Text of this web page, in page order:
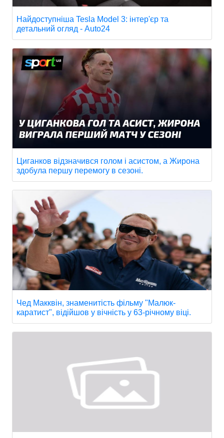
Найдоступніша Tesla Model 3: інтер'єр та
детальний огляд - Auto24
Циганков відзначився голом і асистом, а Жирона
здобула першу перемогу в сезоні.
Чед Макквін, знаменитість фільму "Малюк-
каратист", відійшов у вічність у 63-річному віці.